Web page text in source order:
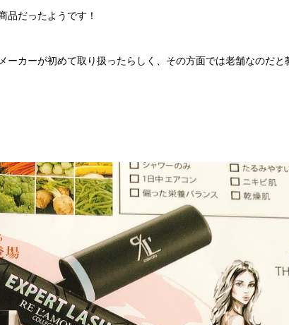
品だったようです！
ーカーが初めて取り扱ったらしく、その方面では老舗なのだ